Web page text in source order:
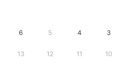
3
4
5
6
10
11
12
13